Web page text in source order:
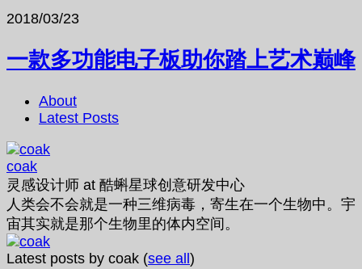
2018/03/23
一款多功能电子板助你踏上艺术巅峰
About
Latest Posts
coak
灵感设计师 at 酷蝌星球创意研发中心
人类会不会就是一种三维病毒，寄生在一个生物中。宇
宙其实就是那个生物里的体内空间。
Latest posts by coak (see all)